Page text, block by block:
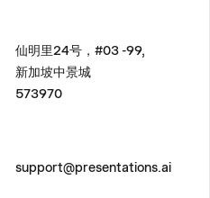
仙明里24号，#03 -99,
新加坡中景城
573970
support@presentations.ai